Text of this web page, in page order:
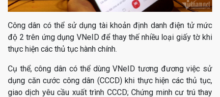
Công dân có thể sử dụng tài khoản định danh điện tử mức
độ 2 trên ứng dụng VNeID để thay thế nhiều loại giấy tờ khi
thực hiện các thủ tục hành chính.
Cụ thể, công dân có thể dùng VNeID tương đương việc sử
dụng căn cước công dân (CCCD) khi thực hiện các thủ tục,
giao dịch yêu cầu xuất trình CCCD; Chứng minh cư trú thay